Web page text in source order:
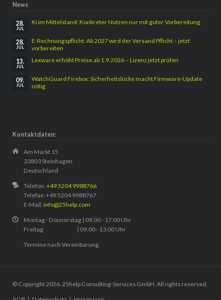
News
28.
JUL
KI im Mittelstand: Konkreter Nutzen nur mit guter Vorbereitung
28.
JUL
E-Rechnungspflicht: Ab 2027 wird der Versand Pflicht – jetzt
vorbereiten
13.
JUL
Lexware erhöht Preise ab 1.9.2026 – Lizenz jetzt prüfen
09.
JUL
WatchGuard Firebox: Sicherheitslücke macht Firmware-Update
nötig
Kontaktdaten:
Am Markt 15
33803 Steinhagen
Deutschland
Telefon: +49 5204 9988766
Telefax: +49 5204 9988767
E-Mail: info@25help.com
Montag - Donnerstag | 09.00 - 17.00 Uhr
Freitag | 09.00 - 13.00 Uhr
Termine nach Vereinbarung.
© Copyright 2026. 25help Consulting-Services GmbH. All rights reserved.